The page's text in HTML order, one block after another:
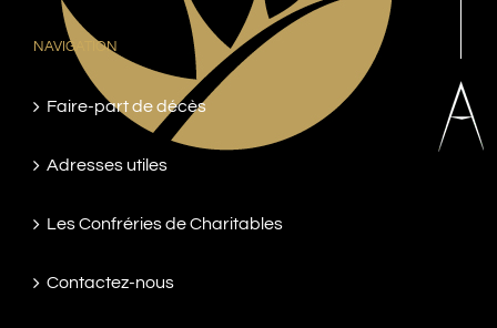
NAVIGATION
Faire-part de décès
Adresses utiles
Les Confréries de Charitables
Contactez-nous